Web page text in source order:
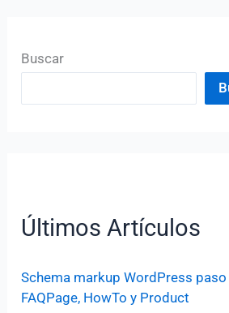
Buscar
Últimos Artículos
Schema markup WordPress
FAQPage, HowTo y Product